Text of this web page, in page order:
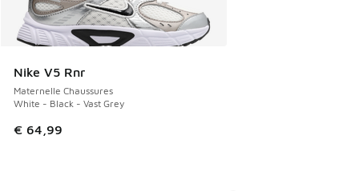
Nike V5 Rnr
Maternelle Chaussures
White - Black - Vast Grey
€ 64,99